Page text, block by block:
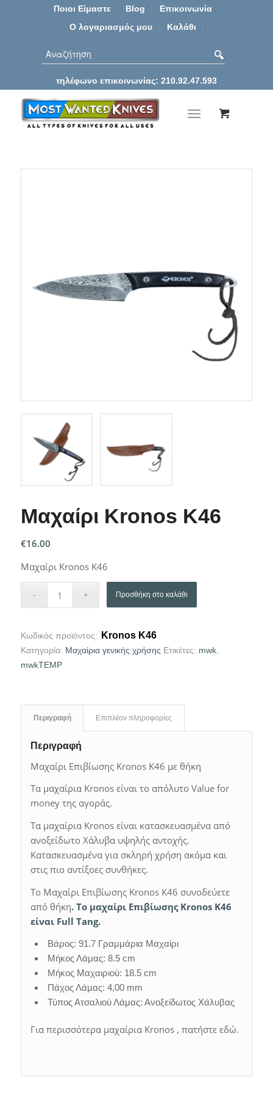
Ποιοι Είμαστε Blog
Επικοινωνία
Ο λογαριασμός μου
Καλάθι
τηλέφωνο επικοινωνίας: 210.92.47.593
Μαχαίρι Kronos K46
€16.00
Μαχαίρι Kronos K46
Προσθήκη στο καλάθι
Κωδικός προϊόντος: Kronos K46
Κατηγορία: Μαχαίρια γενικής χρήσης Ετικέτες: mwk,
mwkTEMP
Περιγραφή Επιπλέον πληροφορίες
Περιγραφή
Μαχαίρι Επιβίωσης Kronos K46 με θήκη
Τα μαχαίρια Kronos είναι το απόλυτο Value for
money της αγοράς.
Τα μαχαίρια Kronos είναι κατασκευασμένα από
ανοξείδωτο Χάλυβα υψηλής αντοχής.
Κατασκευασμένα για σκληρή χρήση ακόμα και
στις πιο αντίξοες συνθήκες.
Το Μαχαίρι Επιβίωσης Kronos K46 συνοδεύετε
από θήκη. Το μαχαίρι Επιβίωσης Kronos K46
είναι Full Tang.
Βάρος: 91.7 Γραμμάρια Μαχαίρι
Μήκος Λάμας: 8.5 cm
Μήκος Μαχαιριού: 18.5 cm
Πάχος Λάμας: 4,00 mm
Τύπος Ατσαλιού Λάμας: Ανοξείδωτος Χάλυβας
Για περισσότερα μαχαίρια Kronos , πατήστε εδώ.